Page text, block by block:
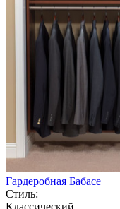
Гардеробная Бабасе
Стиль:
Классический